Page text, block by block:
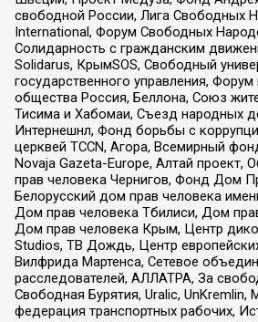
свободной России, Лига Свободных
International, Форум Свободных
Солидарность с гражданским
Solidarus, КрымSOS, Свободный
государственного управления,
общества Россия, Беллона, Союз
Тисима и Хабомаи, Съезд народных
Интернешнл, Фонд борьбы с
церквей TCCN, Агора, Всемирный
Novaja Gazeta-Europe, Алтай проект,
прав человека Чернигов, Фонд Дом
Белорусский дом прав человека
Дом прав человека Тбилиси, Дом
Дом прав человека Крым, Центр
Studios, ТВ Дождь, Центр
Вилфрида Мартенса, Сетевое
расследователей, АЛЛАТРА, За
Свободная Бурятия, Uralic, UnKremlin,
федерация транспортных рабочих,